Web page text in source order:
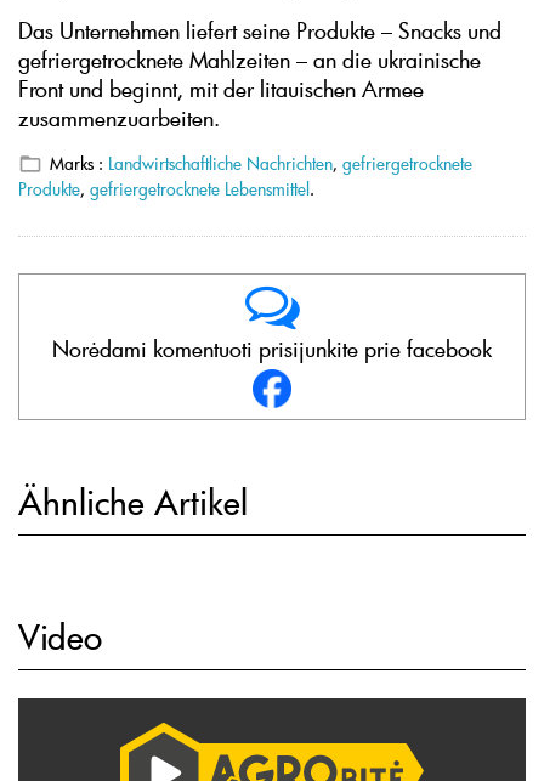
Das Unternehmen liefert seine Produkte – Snacks und
gefriergetrocknete Mahlzeiten – an die ukrainische
Front und beginnt, mit der litauischen Armee
zusammenzuarbeiten.
Marks : Landwirtschaftliche Nachrichten, gefriergetrocknete
Produkte, gefriergetrocknete Lebensmittel .
Norėdami komentuoti prisijunkite prie facebook
Ähnliche Artikel
Video